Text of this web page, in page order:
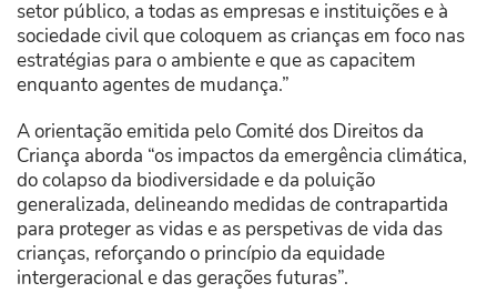
setor público, a todas as empresas e instituições e à
sociedade civil que coloquem as crianças em foco nas
estratégias para o ambiente e que as capacitem
enquanto agentes de mudança.”
A orientação emitida pelo Comité dos Direitos da
Criança aborda “os impactos da emergência climática,
do colapso da biodiversidade e da poluição
generalizada, delineando medidas de contrapartida
para proteger as vidas e as perspetivas de vida das
crianças, reforçando o princípio da equidade
intergeracional e das gerações futuras”.